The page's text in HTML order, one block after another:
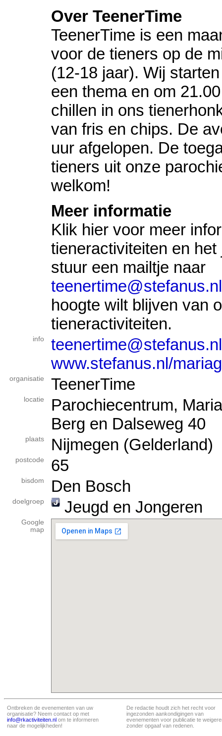
Over TeenerTime
TeenerTime is een
voor de tieners op de
(12-18 jaar). Wij
een thema en om
chillen in ons
van fris en chips. De
uur afgelopen. De
tieners uit onze
welkom!
Meer informatie
Klik hier voor meer
tieneractiviteiten en
stuur een mailtje naar
teenertime@stefanus.nl
hoogte wilt blijven van
tieneractiviteiten.
info
teenertime@stefanus.nl
www.stefanus.nl/
organisatie TeenerTime
locatie
Parochiecentrum,
Berg en Dalseweg 40
plaats Nijmegen (Gelderland)
postcode 65
bisdom Den Bosch
doelgroep Jeugd en Jongeren
Google
map
Ontbreken de evenementen van uw
organisatie? Neem contact op met
info@rkactiviteiten.nl om te informeren
naar de mogelijkheden!
De redactie houdt zich het recht voor
ingezonden aankondigingen van
evenementen voor publicatie te
zonder opgaaf van redenen.